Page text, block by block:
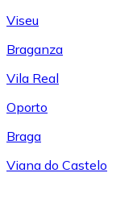
Viseu
Braganza
Vila Real
Oporto
Braga
Viana do Castelo